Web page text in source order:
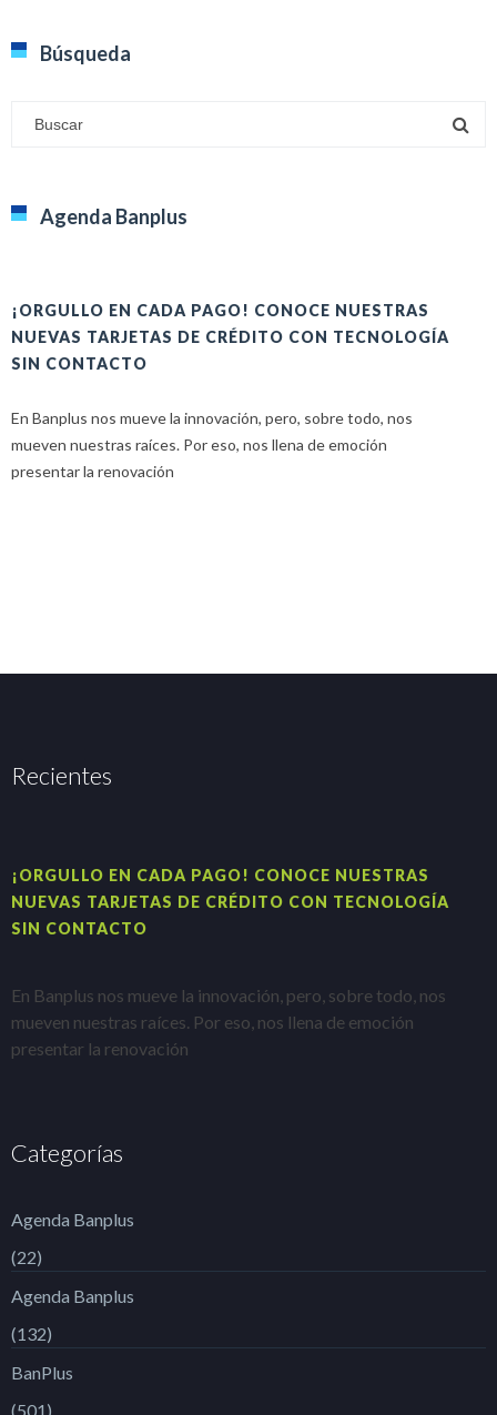
Búsqueda
Agenda Banplus
¡ORGULLO EN CADA PAGO! CONOCE NUESTRAS
NUEVAS TARJETAS DE CRÉDITO CON TECNOLOGÍA
SIN CONTACTO
En Banplus nos mueve la innovación, pero, sobre todo, nos
mueven nuestras raíces. Por eso, nos llena de emoción
presentar la renovación
Recientes
¡ORGULLO EN CADA PAGO! CONOCE NUESTRAS
NUEVAS TARJETAS DE CRÉDITO CON TECNOLOGÍA
SIN CONTACTO
En Banplus nos mueve la innovación, pero, sobre todo, nos
mueven nuestras raíces. Por eso, nos llena de emoción
presentar la renovación
Categorías
Agenda Banplus
(22)
Agenda Banplus
(132)
BanPlus
(501)